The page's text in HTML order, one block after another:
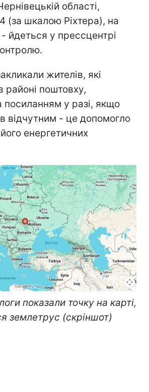
області,
(за шкалою Ріхтера), на
- йдеться у прессцентрі
жителів, які
поштовху,
посиланням у разі, якщо
відчутним - це допомогло
енергетичних
показали точку на карті,
землетрус (скріншот)